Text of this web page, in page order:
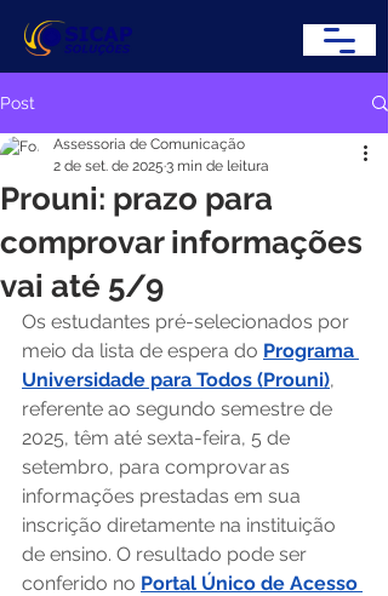
Post
Prouni: prazo para
comprovar informações
vai até 5/9
Assessoria de Comunicação
2 de set. de 2025 3 min de leitura
Os estudantes pré-selecionados por
meio da lista de espera do Programa
Universidade para Todos (Prouni),
referente ao segundo semestre de
2025, têm até sexta-feira, 5 de
setembro, para comprovar as
informações prestadas em sua
inscrição diretamente na instituição
de ensino. O resultado pode ser
conferido no Portal Único de Acesso